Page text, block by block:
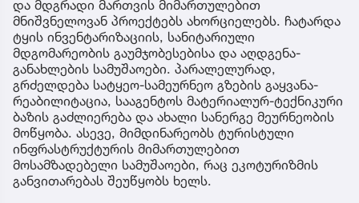
და მდგრადი მართვის მიმართულებით
მნიშვნელოვან პროექტებს ახორციელებს. ჩატარდა
ტყის ინვენტარიზაციის, სანიტარიული
მდგომარეობის გაუმჯობესებისა და აღდგენა-
განახლების სამუშაოები. პარალელურად,
გრძელდება სატყეო-სამეურნეო გზების გაყვანა-
რეაბილიტაცია, სააგენტოს მატერიალურ-ტექნიკური
ბაზის გაძლიერება და ახალი სანერგე მეურნეობის
მოწყობა. ასევე, მიმდინარეობს ტურისტული
ინფრასტრუქტურის მიმართულებით
მოსამზადებელი სამუშაოები, რაც ეკოტურიზმის
განვითარებას შეუწყობს ხელს.